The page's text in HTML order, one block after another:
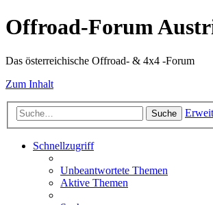
Offroad-Forum
Das österreichische Offroad- & 4x4 -Forum
Zum Inhalt
Suche
Schnellzugriff
Unbeantwortete Themen
Aktive Themen